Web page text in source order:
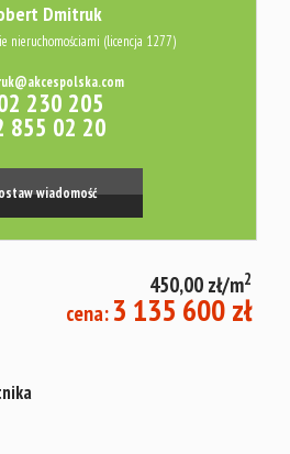
Dmitruk
nieruchomościami (licencja 1277)
230 205
855 02 20
wiadomość
450,00 zł/m2
cena: 3 135 600 zł